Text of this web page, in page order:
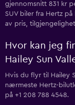
gjennomsnitt 831 kr
SUV biler fra Hertz
av pris,
Hvor kan jeg
Hailey Sun
Hvis du flyr til Hailey
nærmeste Hertz-
på +1 208 788 4548.